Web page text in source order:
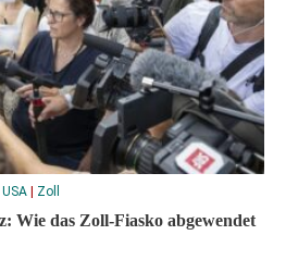
USA | Zoll
Wie das Zoll-Fiasko abgewendet